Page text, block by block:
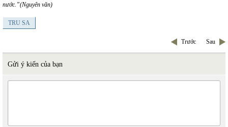
nước.”(Nguyên văn)
TRU SA
Trước Sau
Gửi ý kiến của bạn